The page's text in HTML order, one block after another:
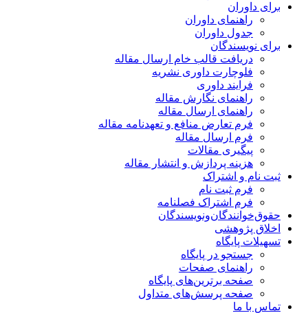
برای داوران
راهنمای داوران
جدول داوران
برای نویسندگان
دریافت قالب خام ارسال مقاله
فلوچارت داوری نشریه
فرایند داوری
راهنمای نگارش مقاله
راهنمای ارسال مقاله
فرم تعارض منافع و تعهدنامه مقاله
فرم ارسال مقاله
پیگیری مقالات
هزینه پردازش و انتشار مقاله
ثبت نام و اشتراک
فرم ثبت نام
فرم اشتراک فصلنامه
حقوق‌خوانندگان‌و‌نویسندگان
اخلاق پژوهشی
تسهیلات پایگاه
جستجو در پایگاه
راهنمای صفحات
صفحه برترین‌های پایگاه
صفحه پرسش‌های متداول
تماس با ما